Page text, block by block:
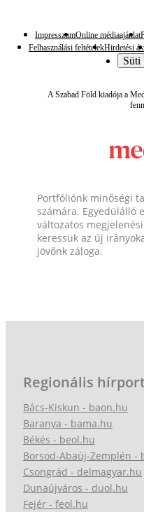
ImpresszumOnline médiaajánlat
Felhasználási feltételekHirdetési
Süti
A Szabad Föld kiadója a
Portfóliónk minőségi
számára. Egyedülálló
változatos
keressük az új
jövőnk záloga.
Regionális
Bács-Kiskun - baon.hu
Baranya - bama.hu
Békés - beol.hu
Borsod-Abaúj-Zemplén -
Csongrád - delmagyar.hu
Dunaújváros - duol.hu
Fejér - feol.hu